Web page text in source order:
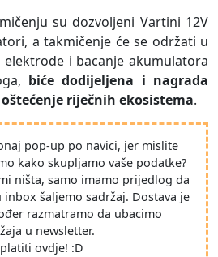
su dozvoljeni Vartini 12V
a takmičenje će se održati u
i bacanje akumulatora
biće dodijeljena i nagrada
riječnih ekosistema.
pop-up po navici, jer mislite
kako skupljamo vaše podatke?
ništa, samo imamo prijedlog da
šaljemo sadržaj. Dostava je
razmatramo da ubacimo
u newsletter.
ovdje! :D